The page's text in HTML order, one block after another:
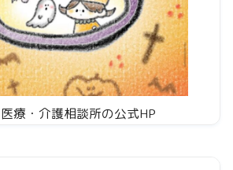
療・介護相談所の公式HP